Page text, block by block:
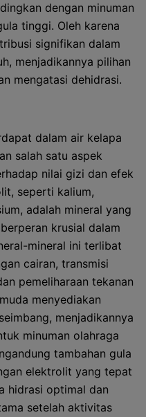
dengan minuman
tinggi. Oleh karena
signifikan dalam
menjadikannya pilihan
mengatasi dehidrasi.
dalam air kelapa
salah satu aspek
nilai gizi dan efek
seperti kalium,
adalah mineral yang
krusial dalam
mineral ini terlibat
cairan, transmisi
pemeliharaan tekanan
menyediakan
menjadikannya
minuman olahraga
tambahan gula
elektrolit yang tepat
hidrasi optimal dan
setelah aktivitas